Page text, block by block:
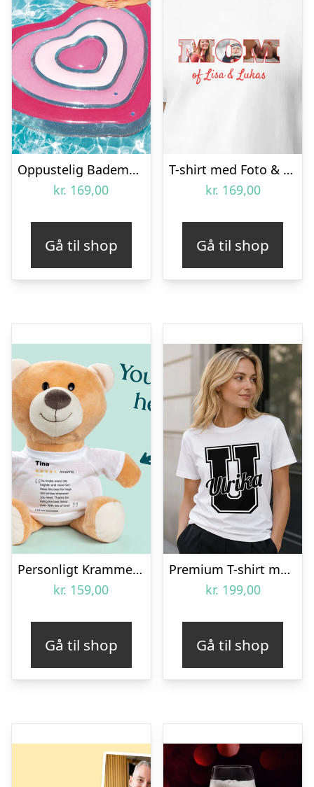
Oppustelig Bademadras Hjerte – Intex
kr. 169,00
Gå til shop
T-shirt med Foto & Tekst – Mom
kr. 169,00
Gå til shop
Personligt Krammedyr med Positiv Bedømmelse
kr. 159,00
Gå til shop
Premium T-shirt med egen tekst
kr. 199,00
Gå til shop